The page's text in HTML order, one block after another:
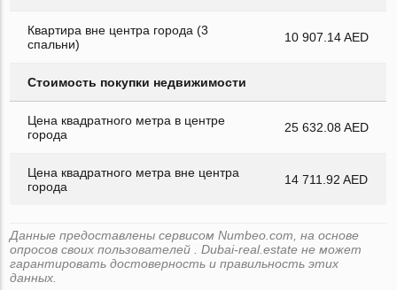
Квартира вне центра города (3
спальни)
10 907.14 AED
Стоимость покупки недвижимости
Цена квадратного метра в центре
города
25 632.08 AED
Цена квадратного метра вне центра
города
14 711.92 AED
Данные предоставлены сервисом Numbeo.com, на основе
опросов своих пользователей . Dubai-real.estate не может
гарантировать достоверность и правильность этих
данных.